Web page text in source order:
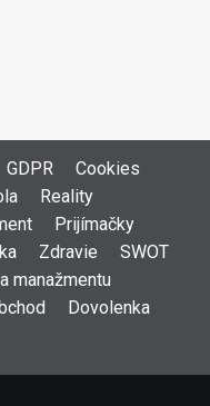
GDPR
Cookies
Reality
Prijímačky
Zdravie
SWOT
manažmentu
Dovolenka